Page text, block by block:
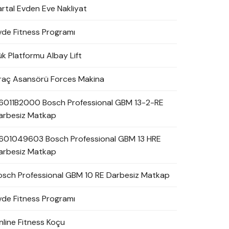
Evden Eve Nakliyat
Fitness Programı
Platformu Albay Lift
Asansörü Forces Makina
Bosch Professional GBM 13-2-RE
Matkap
Bosch Professional GBM 13 HRE
Matkap
Professional GBM 10 RE Darbesiz Matkap
Fitness Programı
Fitness Koçu